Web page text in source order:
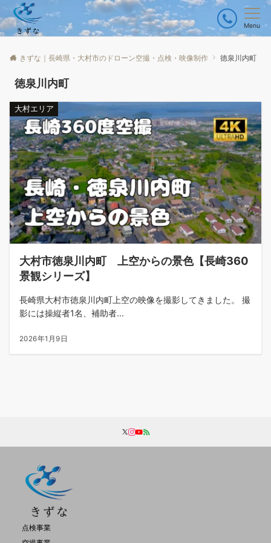
Menu
きずな｜長崎県・大村市のドローン空撮・点検・映像制作 徳泉川内町
徳泉川内町
大村エリア
大村市徳泉川内町 上空からの景色【長崎360
景観シリーズ】
長崎県大村市徳泉川内町上空の映像を撮影してきました。 撮
影には操縦者1名、補助者...
2026年1月9日
点検事業